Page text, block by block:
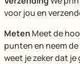
voor jou en
Meten Meet de
punten en neem
weet je zeker dat